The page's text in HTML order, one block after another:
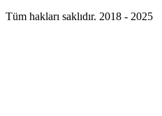
Tüm hakları saklıdır. 2018 - 2025